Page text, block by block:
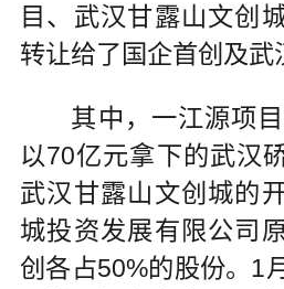
目、武汉甘露山文创
转让给了国企首创及武
其中，一江源项
以70亿元拿下的武汉
武汉甘露山文创城的
城投资发展有限公司
创各占50%的股份。1